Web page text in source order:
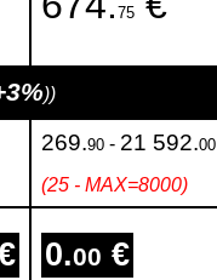
75
))
269.90 - 21 592.00
(25 - MAX=8000)
0.00 €